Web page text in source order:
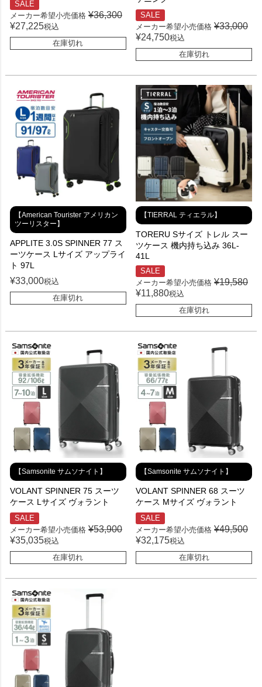
SALE
メーカー希望小売価格 ¥36,300
¥27,225税込
在庫切れ
SALE
メーカー希望小売価格 ¥33,000
¥24,750税込
在庫切れ
【American Tourister アメリカン
ツーリスター】
APPLITE 3.0S SPINNER 77 ス
ーツケース Lサイズ アップライ
ト 97L
¥33,000税込
在庫切れ
【TIERRAL ティエラル】
TORERU Sサイズ トレル スー
ツケース 機内持ち込み 36L-
41L
SALE
メーカー希望小売価格 ¥19,580
¥11,880税込
在庫切れ
【Samsonite サムソナイト】
VOLANT SPINNER 75 スーツ
ケース Lサイズ ヴォラント
SALE
メーカー希望小売価格 ¥53,900
¥35,035税込
在庫切れ
【Samsonite サムソナイト】
VOLANT SPINNER 68 スーツ
ケース Mサイズ ヴォラント
SALE
メーカー希望小売価格 ¥49,500
¥32,175税込
在庫切れ